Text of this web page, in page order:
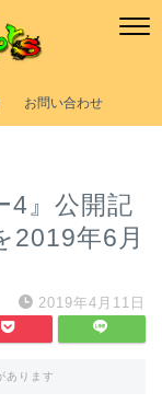
お問い合わせ
4』公開記
2019年6月
2019年4月11日
あります